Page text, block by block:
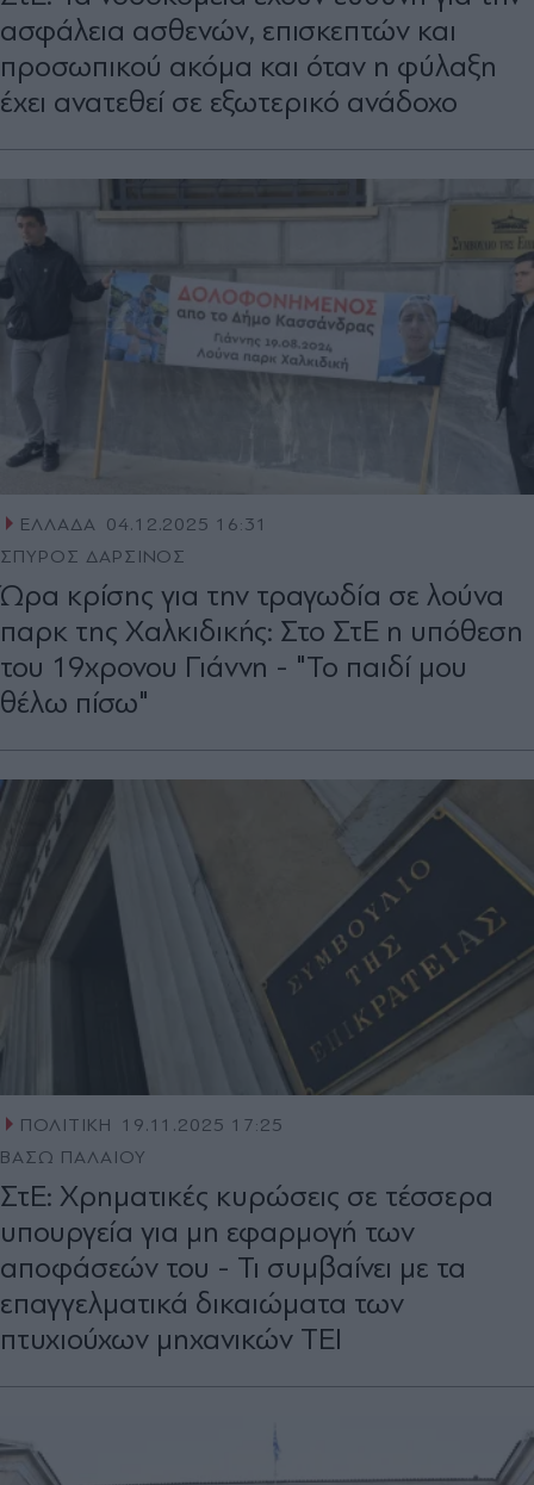
ασφάλεια ασθενών, επισκεπτών και
προσωπικού ακόμα και όταν η φύλαξη
έχει ανατεθεί σε εξωτερικό ανάδοχο
ΕΛΛΑΔΑ 04.12.2025 16:31
ΣΠΥΡΟΣ ΔΑΡΣΙΝΟΣ
Ώρα κρίσης για την τραγωδία σε λούνα
παρκ της Χαλκιδικής: Στο ΣτΕ η υπόθεση
του 19χρονου Γιάννη - "Το παιδί μου
θέλω πίσω"
ΠΟΛΙΤΙΚΗ
19.11.2025 17:25
ΒΑΣΩ ΠΑΛΑΙΟΥ
ΣτΕ: Χρηματικές κυρώσεις σε τέσσερα
υπουργεία για μη εφαρμογή των
αποφάσεών του - Τι συμβαίνει με τα
επαγγελματικά δικαιώματα των
πτυχιούχων μηχανικών ΤΕΙ